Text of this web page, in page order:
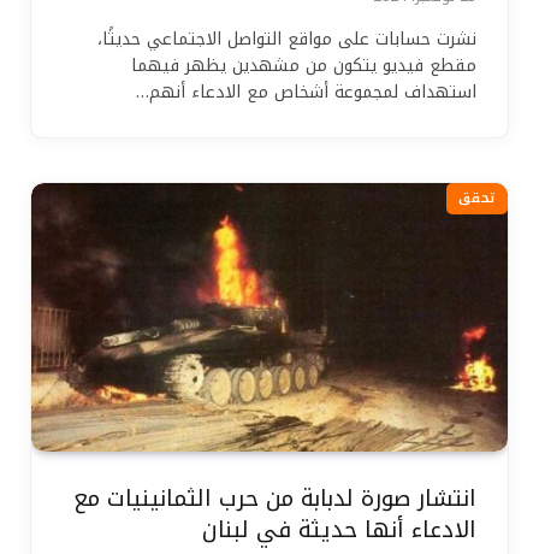
نشرت حسابات على مواقع التواصل الاجتماعي حديثًا،
مقطع فيديو يتكون من مشهدين يظهر فيهما
استهداف لمجموعة أشخاص مع الادعاء أنهم…
تحقق
انتشار صورة لدبابة من حرب الثمانينيات مع
الادعاء أنها حديثة في لبنان